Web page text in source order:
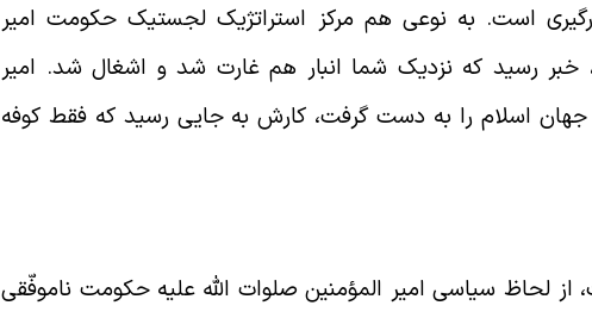
درگیری است. به نوعی هم مرکز استراتژیک لجستیک حکومت امیر
خبر رسید که نزدیک شما انبار هم غارت شد و اشغال شد. امیر
جهان اسلام را به دست گرفت، کارش به جایی رسید که فقط کوفه
از لحاظ سیاسی امیر المؤمنین صلوات الله علیه حکومت ناموفّقی